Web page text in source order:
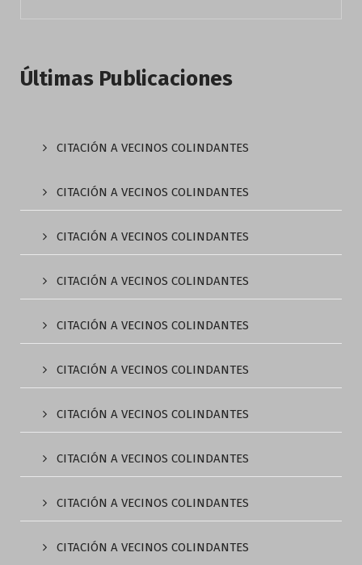
Últimas Publicaciones
CITACIÓN A VECINOS COLINDANTES
CITACIÓN A VECINOS COLINDANTES
CITACIÓN A VECINOS COLINDANTES
CITACIÓN A VECINOS COLINDANTES
CITACIÓN A VECINOS COLINDANTES
CITACIÓN A VECINOS COLINDANTES
CITACIÓN A VECINOS COLINDANTES
CITACIÓN A VECINOS COLINDANTES
CITACIÓN A VECINOS COLINDANTES
CITACIÓN A VECINOS COLINDANTES